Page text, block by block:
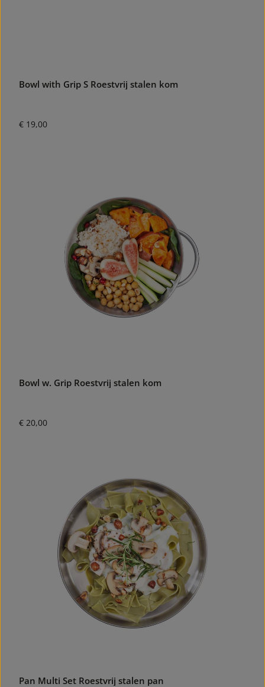
Bowl with Grip S Roestvrij stalen kom
Normale prijs:
€ 19,00
Bowl w. Grip Roestvrij stalen kom
Normale prijs:
€ 20,00
Pan Multi Set Roestvrij stalen pan